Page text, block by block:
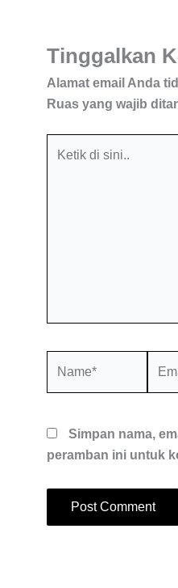
Tinggalkan
Alamat email Anda
Ruas yang wajib
Simpan nama,
peramban ini untuk